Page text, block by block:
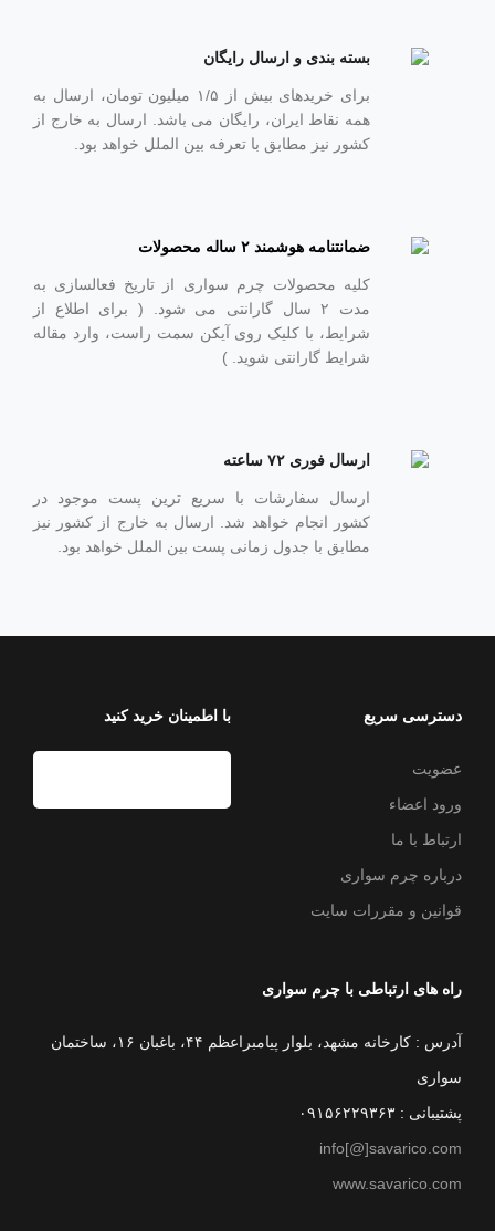
بسته بندی و ارسال رایگان
برای خریدهای بیش از ۱/۵ میلیون تومان، ارسال به
همه نقاط ایران، رایگان می باشد. ارسال به خارج از
کشور نیز مطابق با تعرفه بین الملل خواهد بود.
ضمانتنامه هوشمند ۲ ساله محصولات
کلیه محصولات چرم سواری از تاریخ فعالسازی به
مدت ۲ سال گارانتی می شود. ( برای اطلاع از
شرایط، با کلیک روی آیکن سمت راست، وارد مقاله
شرایط گارانتی شوید. )
ارسال فوری ۷۲ ساعته
ارسال سفارشات با سریع ترین پست موجود در
کشور انجام خواهد شد. ارسال به خارج از کشور نیز
مطابق با جدول زمانی پست بین الملل خواهد بود.
با اطمینان خرید کنید دسترسی سریع
عضویت
ورود اعضاء
ارتباط با ما
درباره چرم سواری
قوانین و مقررات سایت
راه های ارتباطی با چرم سواری
آدرس : کارخانه مشهد، بلوار پیامبراعظم ۴۴، باغبان ۱۶، ساختمان
سواری
پشتیبانی : ۰۹۱۵۶۲۲۹۳۶۳
info[@]savarico.com
www.savarico.com